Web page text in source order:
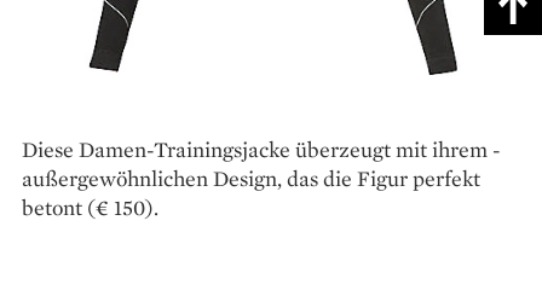
Diese Damen-Trainingsjacke überzeugt mit ihrem ­
außergewöhnlichen Design, das die Figur ­perfekt
betont (€ 150).